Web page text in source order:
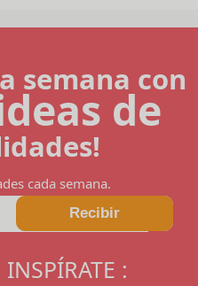
semana con
de
cada semana.
Recibir
: